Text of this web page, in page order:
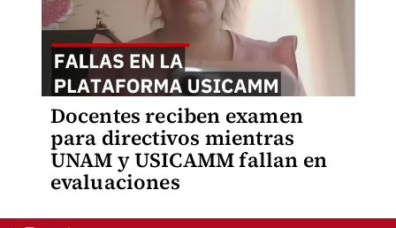
Docentes reciben examen
para directivos mientras
UNAM y USICAMM fallan en
evaluaciones